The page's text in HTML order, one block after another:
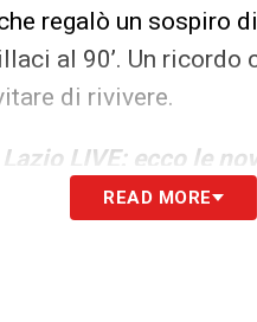
regalò un sospiro
al 90’. Un ricordo
di rivivere.
LIVE: ecco le
READ MORE